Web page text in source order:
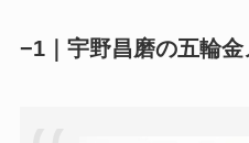
−1｜宇野昌磨の五輪